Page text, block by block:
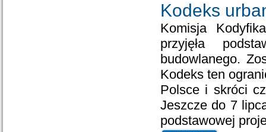
Kodeks
Komisja
przyjęła
budowlanego.
Kodeks ten
Polsce i skróci
Jeszcze do 7
podstawowej